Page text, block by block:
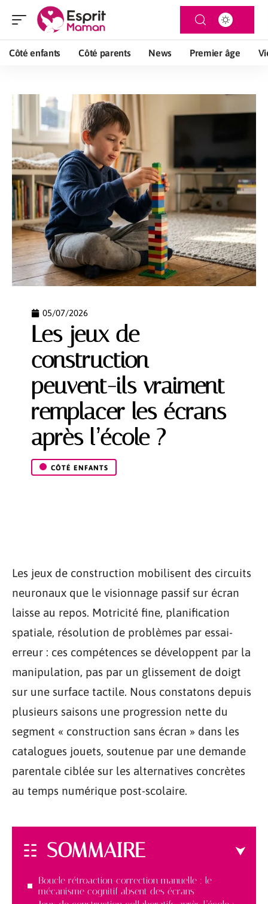
Côté enfants Côté parents News Premier âge
05/07/2026
Les jeux de
construction
peuvent-ils vraiment
remplacer les écrans
après l’école ?
CÔTÉ ENFANTS
Les jeux de construction mobilisent des circuits
neuronaux que le visionnage passif sur écran
laisse au repos. Motricité fine, planification
spatiale, résolution de problèmes par essai-
erreur : ces compétences se développent par la
manipulation, pas par un glissement de doigt
sur une surface tactile. Nous constatons depuis
plusieurs saisons une progression nette du
segment « construction sans écran » dans les
catalogues jouets, soutenue par une demande
parentale ciblée sur les alternatives concrètes
au temps numérique post-scolaire.
SOMMAIRE
Boucle rétroaction-correction manuelle : le
mécanisme cognitif absent des écrans